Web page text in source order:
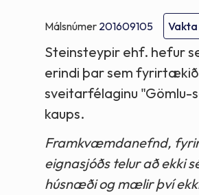
Málsnúmer 201609105
Steinsteypir ehf. hefur
erindi þar sem
sveitarfélaginu "Gömlu-
kaups.
Framkvæmdanefnd,
eignasjóðs telur að ekki
húsnæði og mælir því